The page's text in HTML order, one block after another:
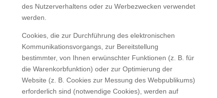
des Nutzerverhaltens oder zu Werbezwecken verwendet
werden.
Cookies, die zur Durchführung des elektronischen
Kommunikationsvorgangs, zur Bereitstellung
bestimmter, von Ihnen erwünschter Funktionen (z. B. für
die Warenkorbfunktion) oder zur Optimierung der
Website (z. B. Cookies zur Messung des Webpublikums)
erforderlich sind (notwendige Cookies), werden auf